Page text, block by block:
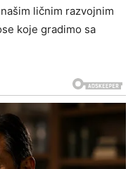
ličnim razvojnim
koje gradimo sa